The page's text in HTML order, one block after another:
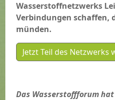
Wasserstoffnetzwerks
Verbindungen schaffen,
münden.
Jetzt Teil des Netzwerks
Das Wasserstoffforum